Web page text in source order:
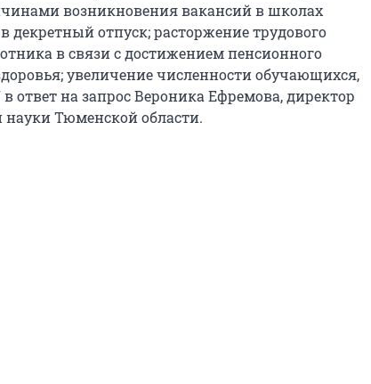
возникновения вакансий в школах
декретный отпуск; расторжение трудового
в связи с достижением пенсионного
увеличение численности обучающихся,
ответ на запрос Вероника Ефремова, директор
науки Тюменской области.